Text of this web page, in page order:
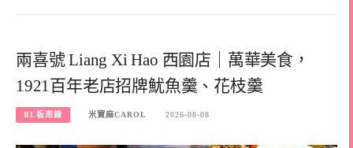
兩喜號 Liang Xi Hao 西園店｜萬華美食，
1921百年老店招牌魷魚羹、花枝羹
BL板南線 米寶麻CAROL 2026-08-08